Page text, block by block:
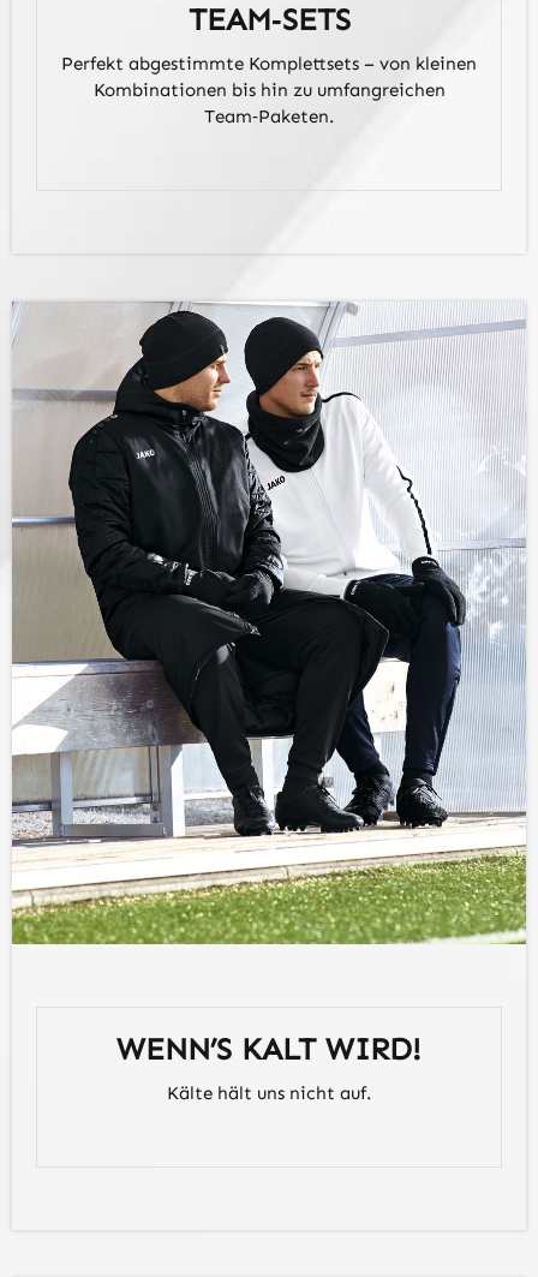
TEAM‑SETS
Perfekt abgestimmte Komplettsets – von kleinen
Kombinationen bis hin zu umfangreichen
Team‑Paketen.
WENN’S KALT WIRD!
Kälte hält uns nicht auf.